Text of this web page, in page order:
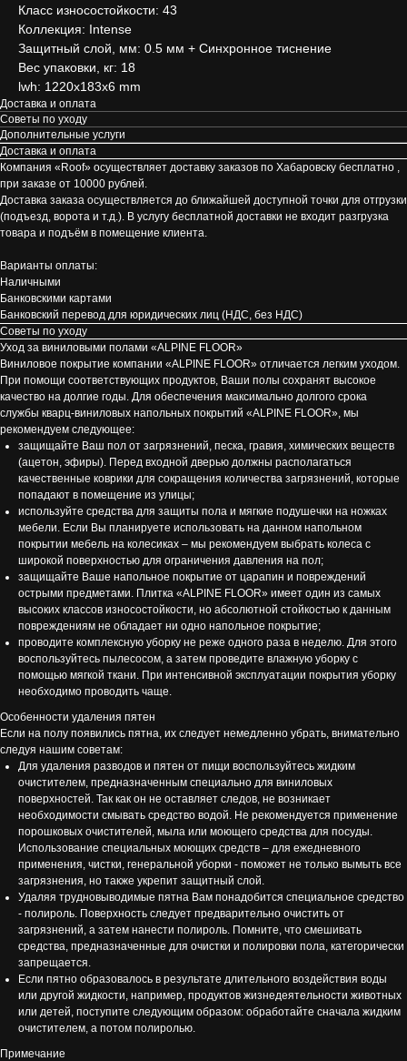
Класс износостойкости: 43
Коллекция: Intense
Защитный слой, мм: 0.5 мм + Cинхронное тиснение
Вес упаковки, кг: 18
lwh: 1220x183x6 mm
Доставка и оплата
Советы по уходу
Дополнительные услуги
Доставка и оплата
Компания «Roof» осуществляет доставку заказов по Хабаровску бесплатно ,
при заказе от 10000 рублей.
Доставка заказа осуществляется до ближайшей доступной точки для отгрузки
(подъезд, ворота и т.д.). В услугу бесплатной доставки не входит разгрузка
товара и подъём в помещение клиента.
Варианты оплаты:
Наличными
Банковскими картами
Банковский перевод для юридических лиц (НДС, без НДС)
Советы по уходу
Уход за виниловыми полами «ALPINE FLOOR»
Виниловое покрытие компании «ALPINE FLOOR» отличается легким уходом.
При помощи соответствующих продуктов, Ваши полы сохранят высокое
качество на долгие годы. Для обеспечения максимально долгого срока
службы кварц-виниловых напольных покрытий «ALPINE FLOOR», мы
рекомендуем следующее:
защищайте Ваш пол от загрязнений, песка, гравия, химических веществ
(ацетон, эфиры). Перед входной дверью должны располагаться
качественные коврики для сокращения количества загрязнений, которые
попадают в помещение из улицы;
используйте средства для защиты пола и мягкие подушечки на ножках
мебели. Если Вы планируете использовать на данном напольном
покрытии мебель на колесиках – мы рекомендуем выбрать колеса с
широкой поверхностью для ограничения давления на пол;
защищайте Ваше напольное покрытие от царапин и повреждений
острыми предметами. Плитка «ALPINE FLOOR» имеет один из самых
высоких классов износостойкости, но абсолютной стойкостью к данным
повреждениям не обладает ни одно напольное покрытие;
проводите комплексную уборку не реже одного раза в неделю. Для этого
воспользуйтесь пылесосом, а затем проведите влажную уборку с
помощью мягкой ткани. При интенсивной эксплуатации покрытия уборку
необходимо проводить чаще.
Особенности удаления пятен
Если на полу появились пятна, их следует немедленно убрать, внимательно
следуя нашим советам:
Для удаления разводов и пятен от пищи воспользуйтесь жидким
очистителем, предназначенным специально для виниловых
поверхностей. Так как он не оставляет следов, не возникает
необходимости смывать средство водой. Не рекомендуется применение
порошковых очистителей, мыла или моющего средства для посуды.
Использование специальных моющих средств – для ежедневного
применения, чистки, генеральной уборки - поможет не только вымыть все
загрязнения, но также укрепит защитный слой.
Удаляя трудновыводимые пятна Вам понадобится специальное средство
- полироль. Поверхность следует предварительно очистить от
загрязнений, а затем нанести полироль. Помните, что смешивать
средства, предназначенные для очистки и полировки пола, категорически
запрещается.
Если пятно образовалось в результате длительного воздействия воды
или другой жидкости, например, продуктов жизнедеятельности животных
или детей, поступите следующим образом: обработайте сначала жидким
очистителем, а потом полиролью.
Примечание